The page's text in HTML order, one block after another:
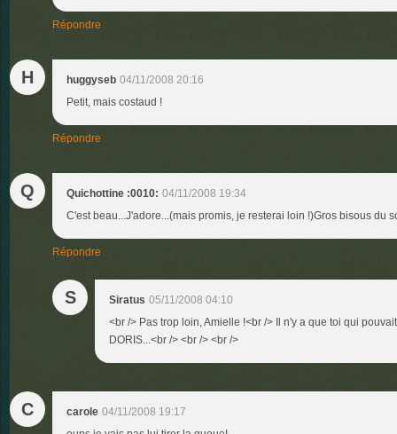
Répondre
H huggyseb 04/11/2008 20:16
Petit, mais costaud !
Répondre
Q Quichottine :0010: 04/11/2008 19:34
C'est beau...J'adore...(mais promis, je resterai loin !)Gros bisous du
Répondre
S Siratus 05/11/2008 04:10
<br /> Pas trop loin, Amielle !<br /> Il n'y a que toi qui
DORIS...<br /> <br /> <br />
C carole 04/11/2008 19:17